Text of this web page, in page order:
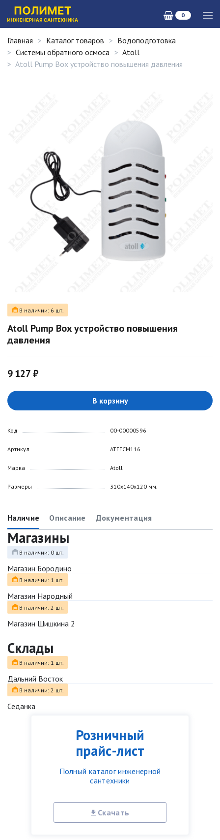
0
Розничный
прайс-лист
Полный каталог инженерной
сантехники
Скачать
Главная Каталог товаров
Водоподготовка
Системы обратного осмоса
Atoll
Atoll Pump Box устройство повышения давления
В наличии: 6 шт.
Atoll Pump Box устройство повышения
давления
9 127 ₽
В корзину
Код
Артикул
Марка
Размеры
00-00000596
ATEFCM116
Atoll
310х140х120 мм.
Наличие Описание Документация
Магазины
В наличии: 0 шт.
Магазин Бородино
В наличии: 1 шт.
Магазин Народный
В наличии: 2 шт.
Магазин Шишкина 2
Склады
В наличии: 1 шт.
Дальний Восток
В наличии: 2 шт.
Седанка